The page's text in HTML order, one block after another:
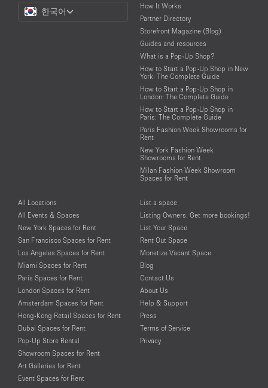
Choose
Language
한국어
How It Works
Partner Directory
Storefront Magazine (Blog)
Guides and resources
What is a Pop-Up Shop?
How to Start a Pop-Up Shop in New
York: The Complete Guide
How to Start a Pop-Up Shop in
London: The Complete Guide
How to Start a Pop-Up Shop in
Paris: The Complete Guide
Paris Fashion Week Showrooms for
Rent
New York Fashion Week
Showrooms for Rent
Milan Fashion Week Showroom
Spaces for Rent
All Locations
All Events & Spaces
New York Spaces for Rent
San Francisco Spaces for Rent
Los Angeles Spaces for Rent
Miami Spaces for Rent
Paris Spaces for Rent
London Spaces for Rent
Amsterdam Spaces for Rent
Hong-Kong Retail Spaces for Rent
Dubai Spaces for Rent
Pop-Up Store Rental
Showroom Spaces for Rent
Art Galleries for Rent
Event Spaces for Rent
List a space
Listing Owners: Get more bookings!
List Your Space
Rent Out Space
Monetize Vacant Space
Blog
Contact Us
About Us
Help & Support
Press
Terms of Service
Privacy